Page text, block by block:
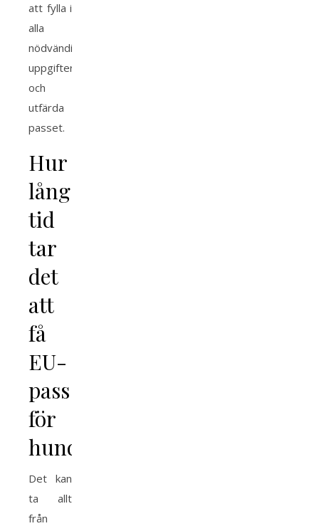
att fylla i
alla
nödvändiga
uppgifter
och
utfärda
passet.
Hur
lång
tid
tar
det
att
få
EU-
pass
för
hund?
Det kan
ta allt
från